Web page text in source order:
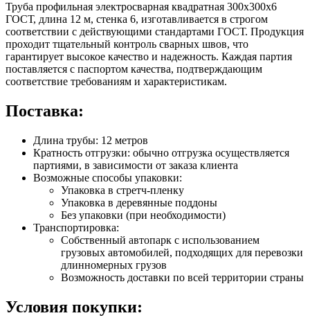
Труба профильная электросварная квадратная 300х300х6
ГОСТ, длина 12 м, стенка 6, изготавливается в строгом
соответствии с действующими стандартами ГОСТ. Продукция
проходит тщательный контроль сварных швов, что
гарантирует высокое качество и надежность. Каждая партия
поставляется с паспортом качества, подтверждающим
соответствие требованиям и характеристикам.
Поставка:
Длина трубы: 12 метров
Кратность отгрузки: обычно отгрузка осуществляется
партиями, в зависимости от заказа клиента
Возможные способы упаковки:
Упаковка в стретч-пленку
Упаковка в деревянные поддоны
Без упаковки (при необходимости)
Транспортировка:
Собственный автопарк с использованием
грузовых автомобилей, подходящих для перевозки
длинномерных грузов
Возможность доставки по всей территории страны
Условия покупки: